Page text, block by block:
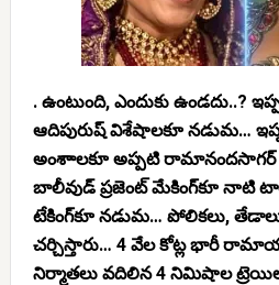
. ఉంటుంది, ఎందుకు
ఆదిపురుష్ విశేషాలకూ నడుమ…
అంశాాలకూ అప్పటి
బాలీవుడ్ ప్రజెంట్ మేకింగ్‌కూ నాటి
టేకింగ్‌కూ నడుమ… పోలికలు,
చర్చిస్తారు… 4 వేల కోట్ల భారీ
నిర్మాతలు వదిలిన 4 నిమిషాల